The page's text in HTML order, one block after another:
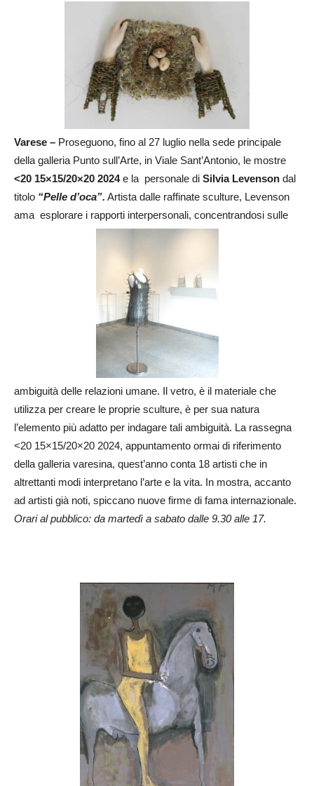
Varese – Proseguono, fino al 27 luglio nella sede principale
della galleria Punto sull’Arte, in Viale Sant’Antonio, le mostre
<20 15×15/20×20 2024e la personale di Silvia Levenson dal
titolo “Pelle d’oca”. Artista dalle raffinate sculture, Levenson
ama esplorare i rapporti interpersonali, concentrandosi sulle
ambiguità delle relazioni umane. Il vetro, è il materiale che
utilizza per creare le proprie sculture, è per sua natura
l’elemento più adatto per indagare tali ambiguità. La rassegna
<20 15×15/20×20 2024, appuntamento ormai di riferimento
della galleria varesina, quest’anno conta 18 artisti che in
altrettanti modi interpretano l’arte e la vita. In mostra, accanto
ad artisti già noti, spiccano nuove firme di fama internazionale.
Orari al pubblico: da martedì a sabato dalle 9.30 alle 17.